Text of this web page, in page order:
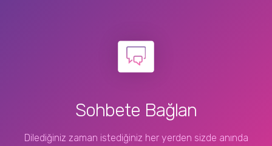
Sohbete Bağlan
Dilediğiniz zaman istediğiniz her yerden sizde anında